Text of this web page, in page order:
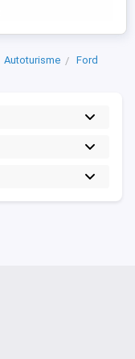
Autoturisme
Ford